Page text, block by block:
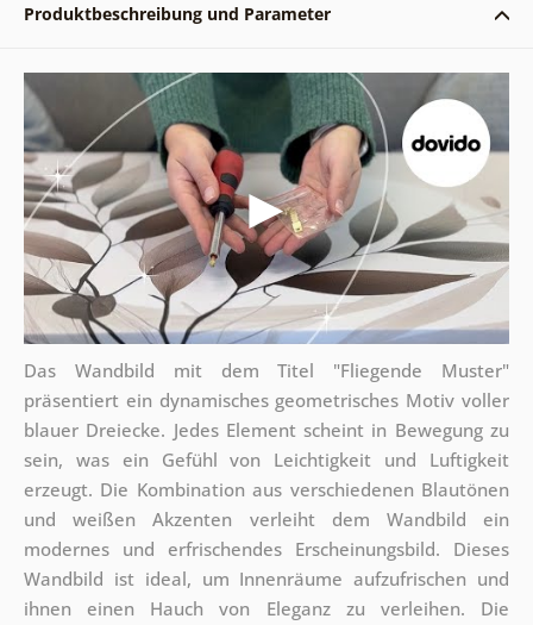
Produktbeschreibung und Parameter
Das Wandbild mit dem Titel "Fliegende Muster"
präsentiert ein dynamisches geometrisches Motiv voller
blauer Dreiecke. Jedes Element scheint in Bewegung zu
sein, was ein Gefühl von Leichtigkeit und Luftigkeit
erzeugt. Die Kombination aus verschiedenen Blautönen
und weißen Akzenten verleiht dem Wandbild ein
modernes und erfrischendes Erscheinungsbild. Dieses
Wandbild ist ideal, um Innenräume aufzufrischen und
ihnen einen Hauch von Eleganz zu verleihen. Die